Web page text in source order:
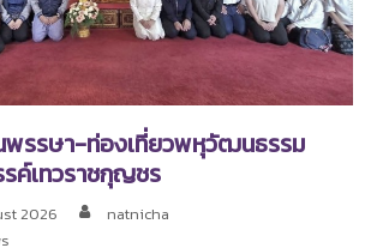
พรรษา-ท่องเที่ยวพหุวัฒนธรรม
ค์เทวราชกุญชร
2026
natnicha